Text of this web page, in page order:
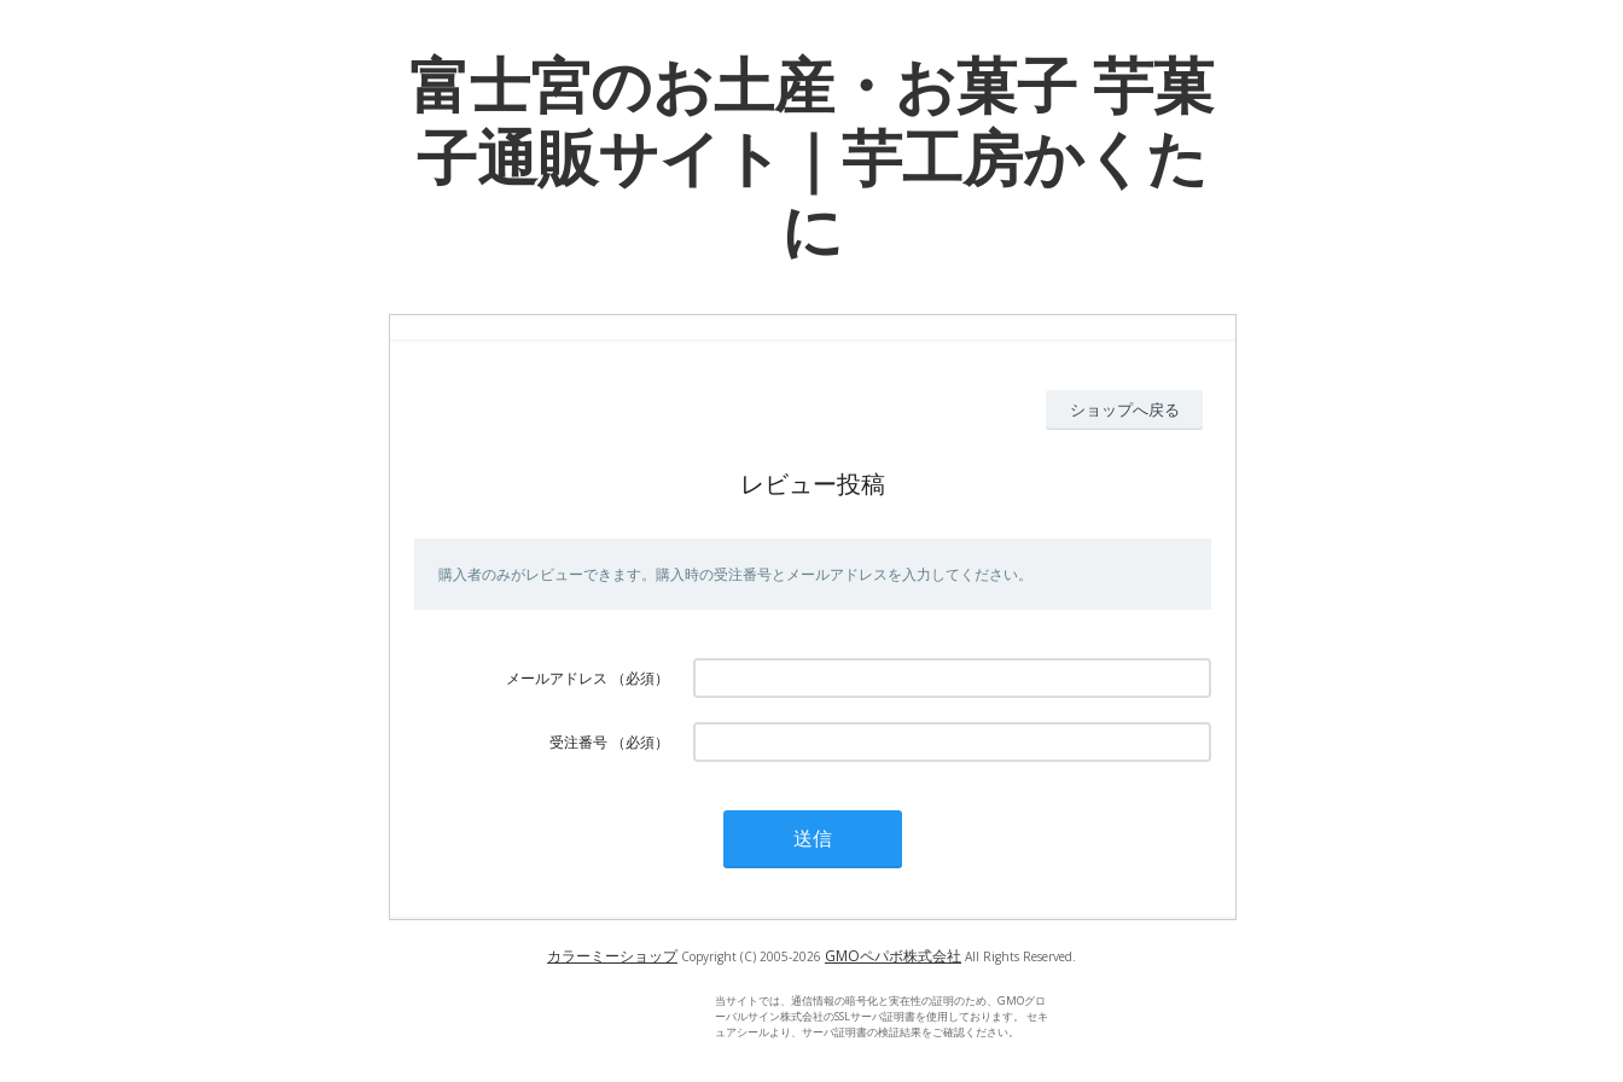
富士宮のお土産・お菓子 芋菓
子通販サイト｜芋工房かくた
に
ショップへ戻る
レビュー投稿
購入者のみがレビューできます。購入時の受注番号とメールアドレスを入力してください。
メールアドレス （必須）
受注番号 （必須）
カラーミーショップCopyright (C) 2005-2026 GMOペパボ株式会社 All Rights Reserved.
当サイトでは、通信情報の暗号化と実在性の証明のため、GMOグロ
ーバルサイン株式会社のSSLサーバ証明書を使用しております。 セキ
ュアシールより、サーバ証明書の検証結果をご確認ください。